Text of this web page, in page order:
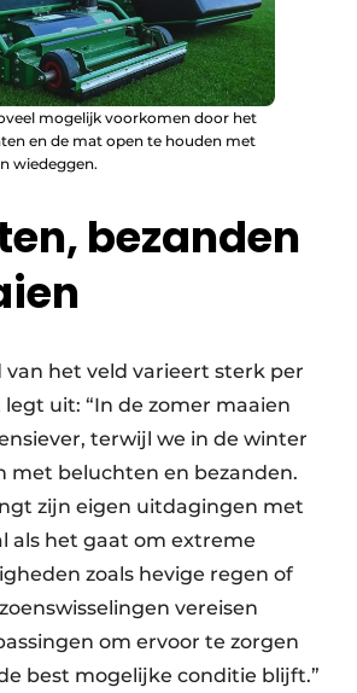
mogelijk voorkomen door het
en de mat open te houden met
wiedeggen.
bezanden
het veld varieert sterk per
legt uit: “In de zomer maaien
terwijl we in de winter
met beluchten en bezanden.
zijn eigen uitdagingen met
als het gaat om extreme
zoals hevige regen of
vereisen
om ervoor te zorgen
best mogelijke conditie blijft.”